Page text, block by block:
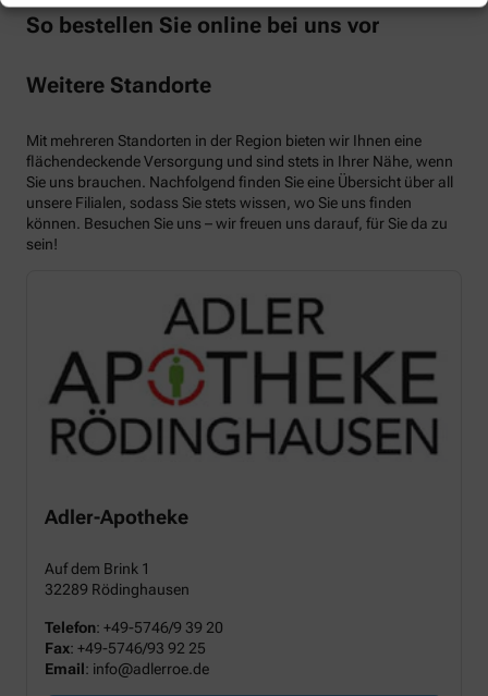
So bestellen Sie online bei uns vor
Weitere Standorte
Mit mehreren Standorten in der Region bieten wir Ihnen eine
flächendeckende Versorgung und sind stets in Ihrer Nähe, wenn
Sie uns brauchen. Nachfolgend finden Sie eine Übersicht über all
unsere Filialen, sodass Sie stets wissen, wo Sie uns finden
können. Besuchen Sie uns – wir freuen uns darauf, für Sie da zu
sein!
Adler-Apotheke
Auf dem Brink 1
32289 Rödinghausen
Telefon: +49-5746/9 39 20
Fax: +49-5746/93 92 25
Email: info@adlerroe.de